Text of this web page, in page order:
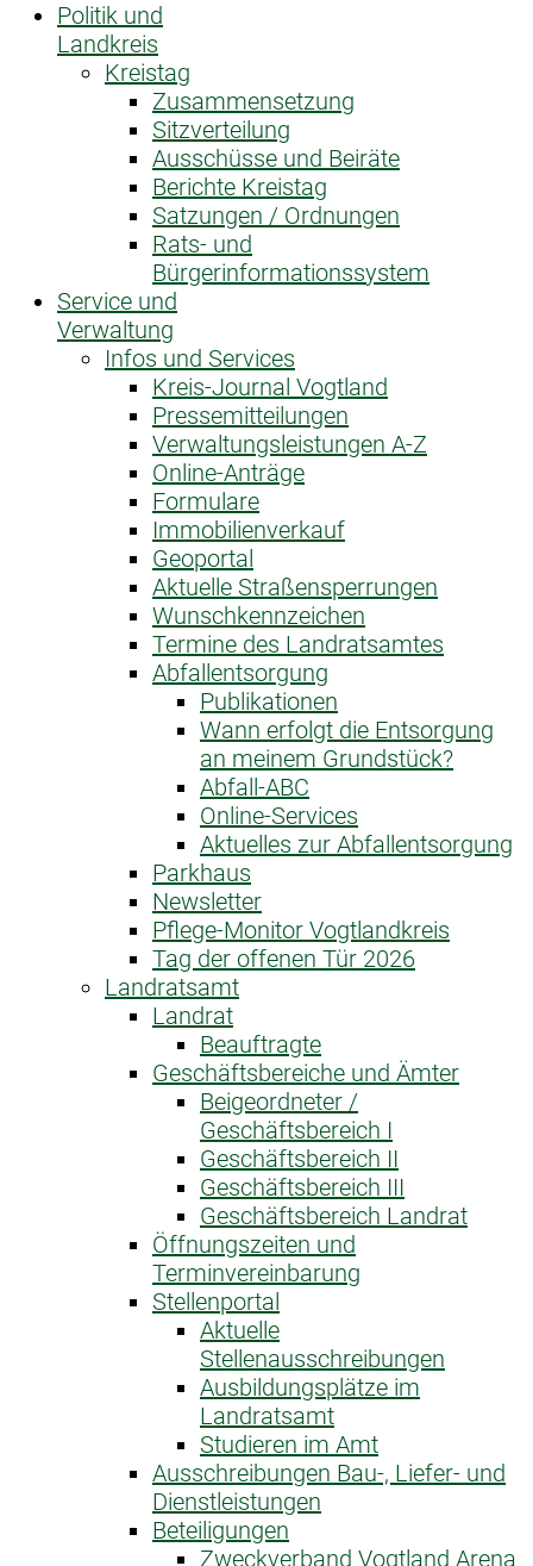
Politik und
Landkreis
Kreistag
Zusammensetzung
Sitzverteilung
Ausschüsse und Beiräte
Berichte Kreistag
Satzungen / Ordnungen
Rats- und
Bürgerinformationssystem
Service und
Verwaltung
Infos und Services
Kreis-Journal Vogtland
Pressemitteilungen
Verwaltungsleistungen A-Z
Online-Anträge
Formulare
Immobilienverkauf
Geoportal
Aktuelle Straßensperrungen
Wunschkennzeichen
Termine des Landratsamtes
Abfallentsorgung
Publikationen
Wann erfolgt die Entsorgung
an meinem Grundstück?
Abfall-ABC
Online-Services
Aktuelles zur Abfallentsorgung
Parkhaus
Newsletter
Pflege-Monitor Vogtlandkreis
Tag der offenen Tür 2026
Landratsamt
Landrat
Beauftragte
Geschäftsbereiche und Ämter
Beigeordneter /
Geschäftsbereich I
Geschäftsbereich II
Geschäftsbereich III
Geschäftsbereich Landrat
Öffnungszeiten und
Terminvereinbarung
Stellenportal
Aktuelle
Stellenausschreibungen
Ausbildungsplätze im
Landratsamt
Studieren im Amt
Ausschreibungen Bau-, Liefer- und
Dienstleistungen
Beteiligungen
Zweckverband Vogtland Arena